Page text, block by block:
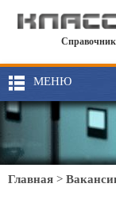
Справочник
МЕНЮ
Главная >